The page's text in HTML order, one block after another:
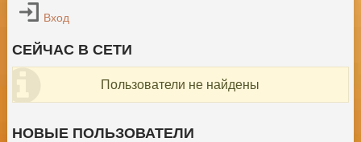
Вход
СЕЙЧАС В СЕТИ
Пользователи не найдены
НОВЫЕ ПОЛЬЗОВАТЕЛИ